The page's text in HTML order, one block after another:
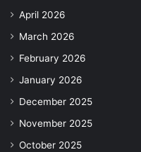
April 2026
March 2026
February 2026
January 2026
December 2025
November 2025
October 2025